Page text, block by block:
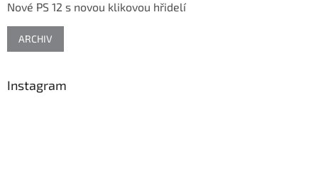
Nové PS 12 s novou klikovou hřidelí
ARCHIV
Instagram